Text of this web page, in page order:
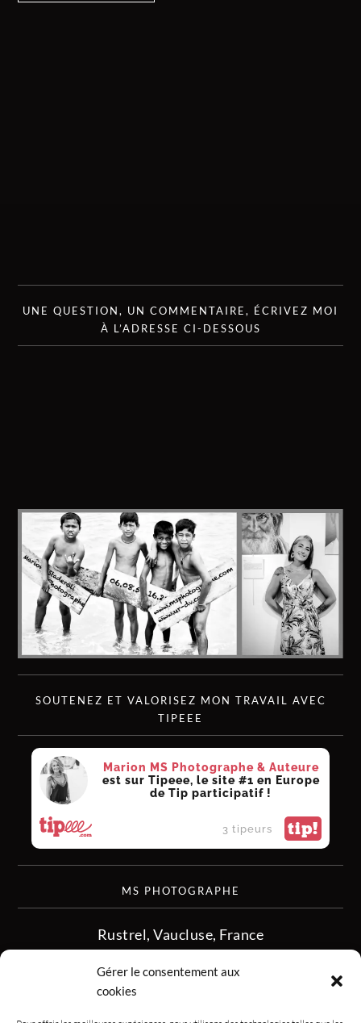
Gérer le consentement aux
cookies
UNE QUESTION, UN COMMENTAIRE, ÉCRIVEZ MOI
À L’ADRESSE CI-DESSOUS
SOUTENEZ ET VALORISEZ MON TRAVAIL AVEC
TIPEEE
Marion MS Photographe & Auteure
est sur Tipeee, le site #1 en Europe
de Tip participatif !
3 tipeurs tip!
MS PHOTOGRAPHE
Rustrel, Vaucluse, France
siret :513 349 902
06.08.50.16.28
contact.msphotographe (at) gmail.com